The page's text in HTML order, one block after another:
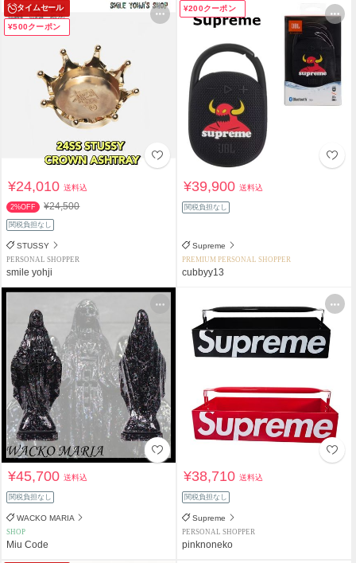
タイムセール
¥500クーポン
¥24,010送料込
2%OFF ¥24,500
関税負担なし
STUSSY
PERSONAL SHOPPER
smile yohji
¥200クーポン
¥39,900送料込
関税負担なし
Supreme
PREMIUM PERSONAL SHOPPER
cubbyy13
¥45,700送料込
関税負担なし
WACKO MARIA
SHOP
Miu Code
¥38,710送料込
関税負担なし
Supreme
PERSONAL SHOPPER
pinknoneko